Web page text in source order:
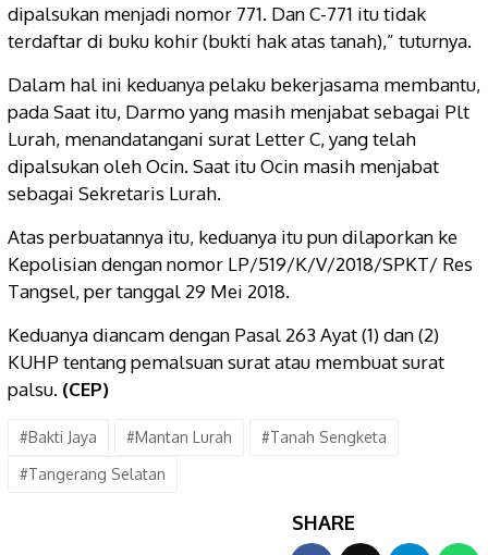
dipalsukan menjadi nomor 771. Dan C-771 itu tidak
terdaftar di buku kohir (bukti hak atas tanah),” tuturnya.
Dalam hal ini keduanya pelaku bekerjasama membantu,
pada Saat itu, Darmo yang masih menjabat sebagai Plt
Lurah, menandatangani surat Letter C, yang telah
dipalsukan oleh Ocin. Saat itu Ocin masih menjabat
sebagai Sekretaris Lurah.
Atas perbuatannya itu, keduanya itu pun dilaporkan ke
Kepolisian dengan nomor LP/519/K/V/2018/SPKT/ Res
Tangsel, per tanggal 29 Mei 2018.
Keduanya diancam dengan Pasal 263 Ayat (1) dan (2)
KUHP tentang pemalsuan surat atau membuat surat
palsu. (CEP)
#Bakti Jaya #Mantan Lurah
#Tanah Sengketa
#Tangerang Selatan
SHARE